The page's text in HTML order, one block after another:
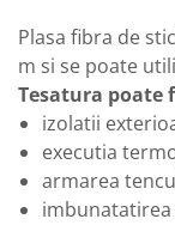
Plasa fibra de
m si se poate
Tesatura poate
izolatii
executia
armarea
imbunatatirea